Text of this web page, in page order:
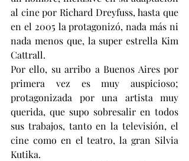
al cine por Richard Dreyfuss, hasta que
en el 2005 la protagonizó, nada más ni
nada menos que, la super estrella Kim
Cattrall.
Por ello, su arribo a Buenos Aires por
primera vez es muy auspicioso;
protagonizada por una artista muy
querida, que supo sobresalir en todos
sus trabajos, tanto en la televisión, el
cine como en el teatro, la gran Silvia
Kutika.